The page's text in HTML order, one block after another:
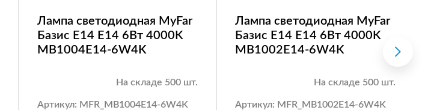
Лампа светодиодная MyFar
Базис E14 E14 6Вт 4000K
MB1004E14-6W4K
На складе 500 шт.
Артикул: MFR_MB1004E14-6W4K
Лампа светодиодная MyFar
Базис E14 E14 6Вт 4000K
MB1002E14-6W4K
На складе 500 шт.
Артикул: MFR_MB1002E14-6W4K